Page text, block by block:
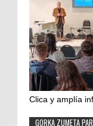
Clica y amplía
GORKA ZUMETA